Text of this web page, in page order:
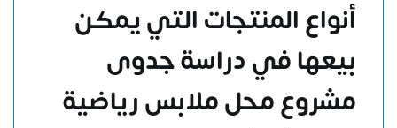
أنواع المنتجات التي يمكن
بيعها فيدراسة جدوى
مشروع محل ملابس رياضية